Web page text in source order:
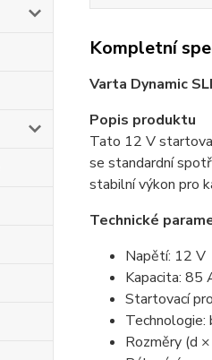
Kompletní
Varta Dynamic
Popis produktu
Tato 12 V
se standardní
stabilní výkon pro
Technické
Napětí: 12 V
Kapacita: 85
Startovací
Technologie:
Rozměry (d